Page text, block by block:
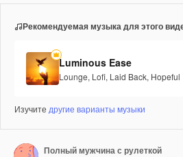
Рекомендуемая музыка для этого
Luminous Ease
Lounge, Lofi, Laid Back, Hopeful
Изучите другие варианты музыки
Полный мужчина с рулеткой